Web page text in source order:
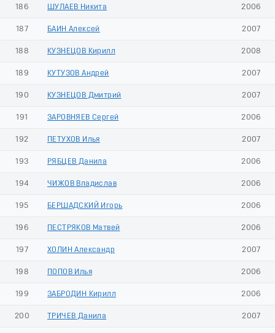
186 ШУЛАЕВ Никита 2006
187 БАИН Алексей 2007
188 КУЗНЕЦОВ Кирилл 2008
189 КУТУЗОВ Андрей 2007
190 КУЗНЕЦОВ Дмитрий 2007
191 ЗАРОВНЯЕВ Сергей 2006
192 ПЕТУХОВ Илья 2007
193 РЯБЦЕВ Данила 2006
194 ЧИЖОВ Владислав 2006
195 БЕРШАДСКИЙ Игорь 2006
196 ПЕСТРЯКОВ Матвей 2006
197 ХОЛИН Александр 2007
198 ПОПОВ Илья 2006
199 ЗАБРОДИН Кирилл 2006
200 ТРИЧЕВ Данила 2007